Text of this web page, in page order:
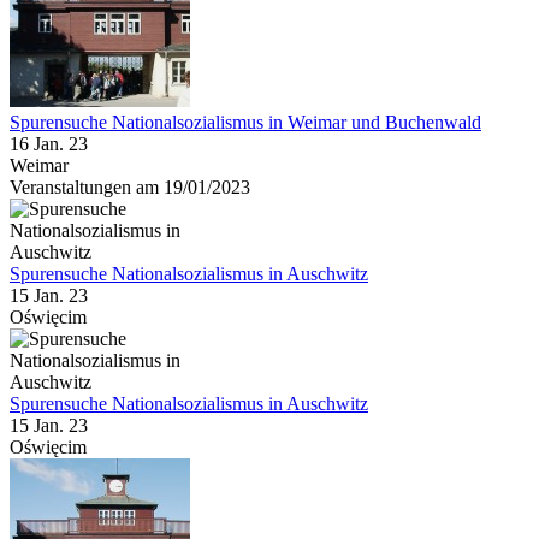
Spurensuche Nationalsozialismus in Weimar und Buchenwald
16 Jan. 23
Weimar
Veranstaltungen am 19/01/2023
Spurensuche Nationalsozialismus in Auschwitz
15 Jan. 23
Oświęcim
Spurensuche Nationalsozialismus in Auschwitz
15 Jan. 23
Oświęcim